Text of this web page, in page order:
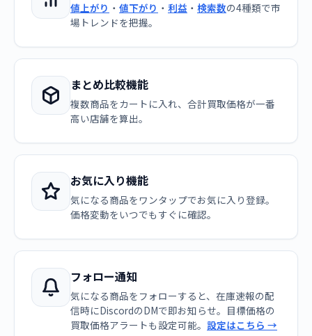
値上がり ・ 値下がり ・ 利益 ・ 検索数の4種類で市
場トレンドを把握。
まとめ比較機能
複数商品をカートに入れ、合計買取価格が一番
高い店舗を算出。
お気に入り機能
気になる商品をワンタップでお気に入り登録。
価格変動をいつでもすぐに確認。
フォロー通知
気になる商品をフォローすると、在庫速報の配
信時にDiscordのDMで即お知らせ。目標価格の
買取価格アラートも設定可能。 設定はこちら →